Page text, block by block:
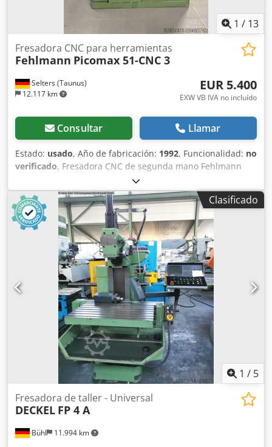
1 / 13
Selters (Taunus)
12.117 km
Fresadora CNC para herramientas
Fehlmann Picomax 51-CNC 3
EUR 5.400
EXW VB IVA no incluído
Consultar Llamar
Estado: usado, Año de fabricación: 1992, Funcionalidad: no
verificado, Fresadora CNC de segunda mano Fehlmann
Picomax 51-CNC 3, fabricada en 1992. Última revisión
documentada: 31.03.2023. Datos técnicos: - Recorridos
X/Y/Z: 420 / 240 / 120 mm - Eje W: 450 mm - Mesa: 730 x
280 mm - Distancia entre la mesa y el husillo: 0–560 mm -
Carga máxima de la mesa: 75 kg - Potencia del husillo: 4
kW - Par: 45 Nm - Velocidad: 50–9.000 rpm - Cambiador de
herramientas: SF32 - Avance X/Y: 1–7.200 mm/min
Dodpfxezrnyms Aagock - Avance Z: 1–3.600 mm/min -
Capacidad de perforación en acero: hasta 20 mm - Macho
para roscas: hasta M20 - Fresado: hasta 20 mm - Peso:
aprox. 1.300 kg - Conexión: 3 x 380 V / 50 Hz, 10 kW -
Precisión de posicionamiento: 0,01 mm en 400 mm -
Precisión de repetición: 0,002 mm Amplio conjunto de
accesorios y documentación, según las fotos. Ubicación:
65618 Selters, Alemania.
Clasificado
1 / 5
Bühl 11.994 km
Fresadora de taller - Universal
DECKEL FP 4 A